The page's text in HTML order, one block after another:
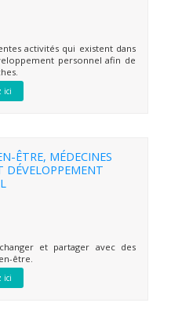
activités qui existent dans
personnel afin de
ici
ÊTRE, MÉDECINES
DÉVELOPPEMENT
et partager avec des
être.
ici